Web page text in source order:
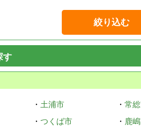
絞り込む
す
・ 土浦市 ・ 常
・ つくば市 ・ 鹿